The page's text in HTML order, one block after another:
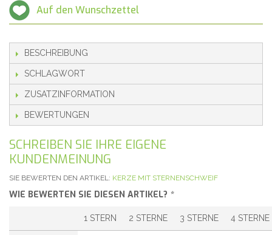
Auf den Wunschzettel
BESCHREIBUNG
SCHLAGWORT
ZUSATZINFORMATION
BEWERTUNGEN
SCHREIBEN SIE IHRE EIGENE
KUNDENMEINUNG
SIE BEWERTEN DEN ARTIKEL: KERZE MIT STERNENSCHWEIF
WIE BEWERTEN SIE DIESEN ARTIKEL? *
1 STERN 2 STERNE 3 STERNE 4 STERNE